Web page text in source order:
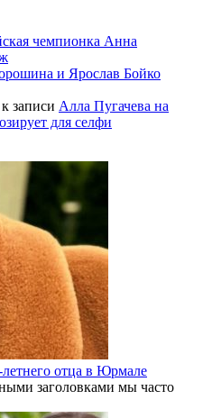
чемпионка Анна
и Ярослав Бойко
к записи Алла Пугачева на
для селфи
отца в Юрмале
заголовками мы часто